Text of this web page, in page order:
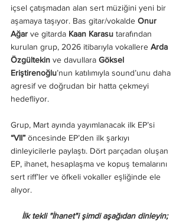
içsel çatışmadan alan sert müziğini yeni bir
aşamaya taşıyor. Bas gitar/vokalde Onur
Ağar ve gitarda Kaan Karasu tarafından
kurulan grup, 2026 itibarıyla vokallere Arda
Özgültekin ve davullara Göksel
Eriştirenoğlu’nun katılımıyla sound’unu daha
agresif ve doğrudan bir hatta çekmeyi
hedefliyor.
Grup, Mart ayında yayımlanacak ilk EP’si
“VII” öncesinde EP’den ilk şarkıyı
dinleyicilerle paylaştı. Dört parçadan oluşan
EP, ihanet, hesaplaşma ve kopuş temalarını
sert riff’ler ve öfkeli vokaller eşliğinde ele
alıyor.
İlk tekli "İhanet"i şimdi aşağıdan dinleyin;